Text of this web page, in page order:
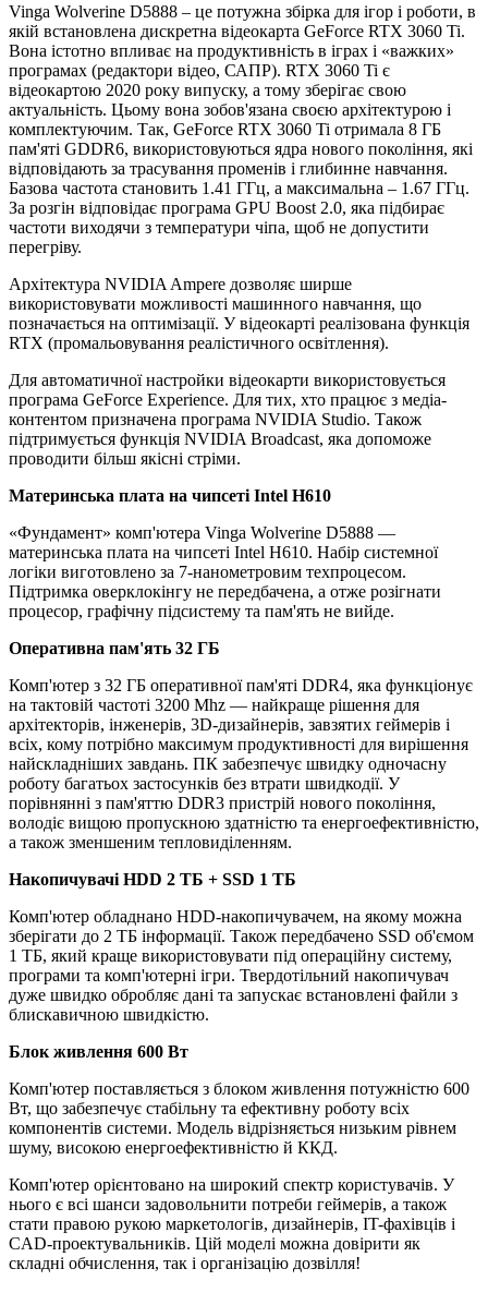
Vinga Wolverine D5888 – це потужна збірка для ігор і роботи, в
якій встановлена дискретна відеокарта GeForce RTX 3060 Ti.
Вона істотно впливає на продуктивність в іграх і «важких»
програмах (редактори відео, САПР). RTX 3060 Ti є
відеокартою 2020 року випуску, а тому зберігає свою
актуальність. Цьому вона зобов'язана своєю архітектурою і
комплектуючим. Так, GeForce RTX 3060 Ti отримала 8 ГБ
пам'яті GDDR6, використовуються ядра нового покоління, які
відповідають за трасування променів і глибинне навчання.
Базова частота становить 1.41 ГГц, а максимальна – 1.67 ГГц.
За розгін відповідає програма GPU Boost 2.0, яка підбирає
частоти виходячи з температури чіпа, щоб не допустити
перегріву.
Архітектура NVIDIA Ampere дозволяє ширше
використовувати можливості машинного навчання, що
позначається на оптимізації. У відеокарті реалізована функція
RTX (промальовування реалістичного освітлення).
Для автоматичної настройки відеокарти використовується
програма GeForce Experience. Для тих, хто працює з медіа-
контентом призначена програма NVIDIA Studio. Також
підтримується функція NVIDIA Broadcast, яка допоможе
проводити більш якісні стріми.
Материнська плата на чипсеті Intel H610
«Фундамент» комп'ютера Vinga Wolverine D5888 —
материнська плата на чипсеті Intel H610. Набір системної
логіки виготовлено за 7-нанометровим техпроцесом.
Підтримка оверклокінгу не передбачена, а отже розігнати
процесор, графічну підсистему та пам'ять не вийде.
Оперативна пам'ять 32 ГБ
Комп'ютер з 32 ГБ оперативної пам'яті DDR4, яка функціонує
на тактовій частоті 3200 Mhz — найкраще рішення для
архітекторів, інженерів, 3D-дизайнерів, завзятих геймерів і
всіх, кому потрібно максимум продуктивності для вирішення
найскладніших завдань. ПК забезпечує швидку одночасну
роботу багатьох застосунків без втрати швидкодії. У
порівнянні з пам'яттю DDR3 пристрій нового покоління,
володіє вищою пропускною здатністю та енергоефективністю,
а також зменшеним тепловиділенням.
Накопичувачі HDD 2 TБ + SSD 1 ТБ
Комп'ютер обладнано HDD-накопичувачем, на якому можна
зберігати до 2 ТБ інформації. Також передбачено SSD об'ємом
1 ТБ, який краще використовувати під операційну систему,
програми та комп'ютерні ігри. Твердотільний накопичувач
дуже швидко обробляє дані та запускає встановлені файли з
блискавичною швидкістю.
Блок живлення 600 Вт
Комп'ютер поставляється з блоком живлення потужністю 600
Вт, що забезпечує стабільну та ефективну роботу всіх
компонентів системи. Модель відрізняється низьким рівнем
шуму, високою енергоефективністю й ККД.
Комп'ютер орієнтовано на широкий спектр користувачів. У
нього є всі шанси задовольнити потреби геймерів, а також
стати правою рукою маркетологів, дизайнерів, IT-фахівців і
CAD-проектувальників. Цій моделі можна довірити як
складні обчислення, так і організацію дозвілля!